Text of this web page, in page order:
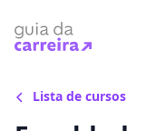
Lista de cursos